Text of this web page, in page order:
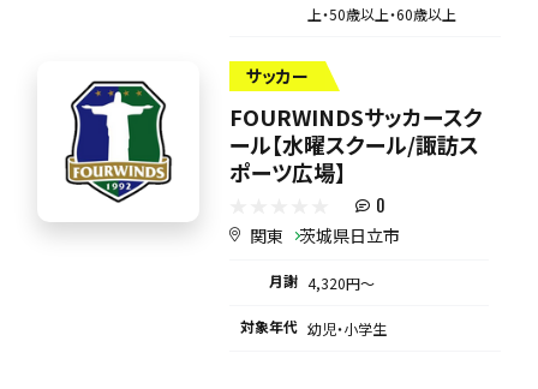
上・50歳以上・60歳以上
サッカー
FOURWINDSサッカースク
ール【水曜スクール/諏訪ス
ポーツ広場】
0
関東 茨城県日立市
月謝 4,320円〜
対象年代 幼児・小学生